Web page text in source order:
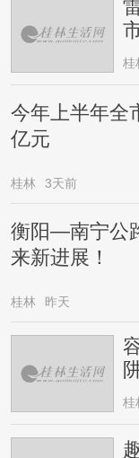
桂
今年上半年全
亿元
桂林 3天前
衡阳—南宁公
来新进展！
桂林 昨天
桂